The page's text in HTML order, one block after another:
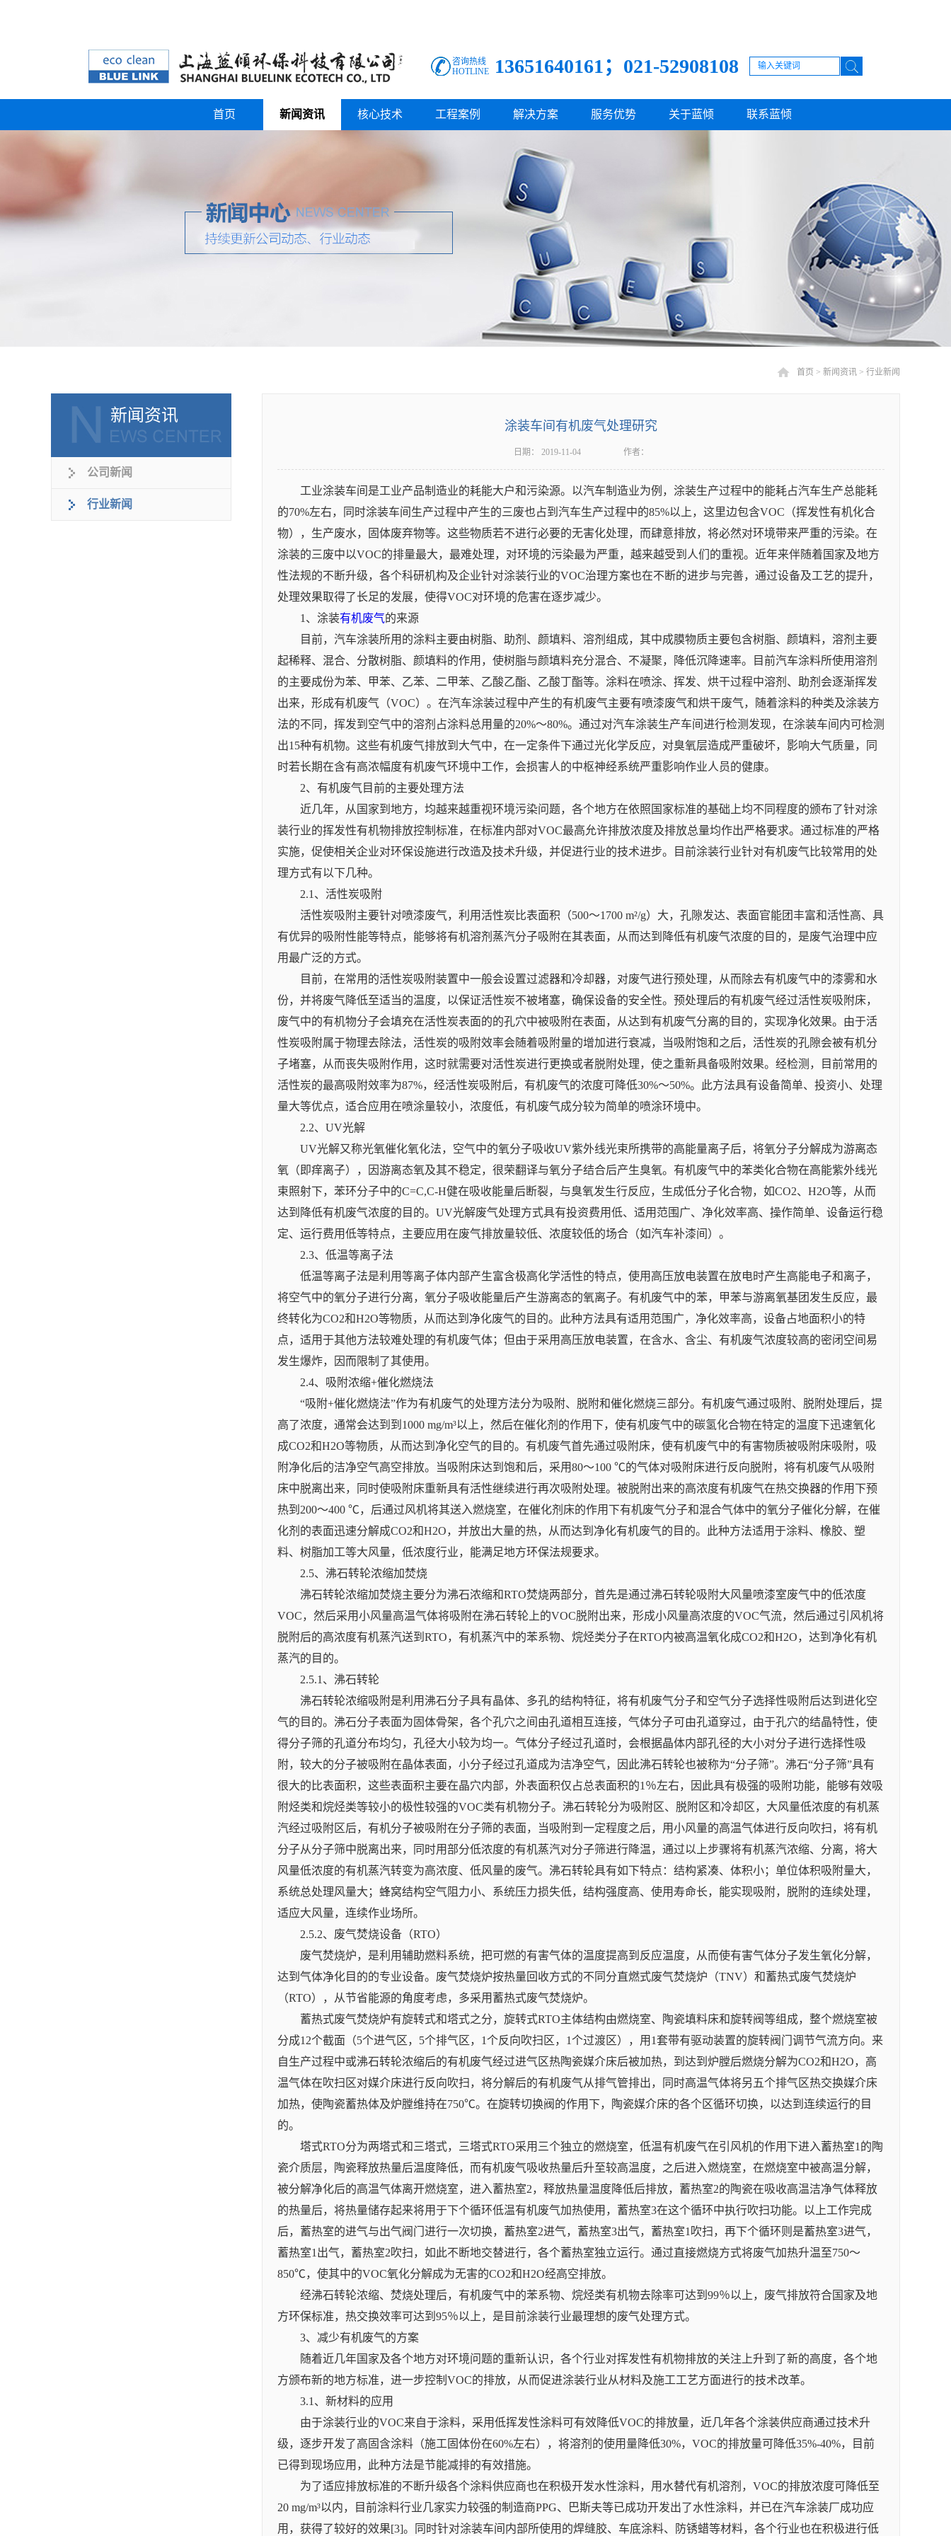
咨询热线
HOTLINE
13651640161；021-52908108
首页 新闻资讯 核心技术 工程案例 解决方案 服务优势 关于蓝倾 联系蓝倾
首页 > 新闻资讯 > 行业新闻
新闻资讯
公司新闻
行业新闻
涂装车间有机废气处理研究
日期： 2019-11-04 作者：
工业涂装车间是工业产品制造业的耗能大户和污染源。以汽车制造业为例，涂装生产过程中的能耗占汽车生产总能耗
的70%左右，同时涂装车间生产过程中产生的三废也占到汽车生产过程中的85%以上，这里边包含VOC（挥发性有机化合
物），生产废水，固体废弃物等。这些物质若不进行必要的无害化处理，而肆意排放，将必然对环境带来严重的污染。在
涂装的三废中以VOC的排量最大，最难处理，对环境的污染最为严重，越来越受到人们的重视。近年来伴随着国家及地方
性法规的不断升级，各个科研机构及企业针对涂装行业的VOC治理方案也在不断的进步与完善，通过设备及工艺的提升，
处理效果取得了长足的发展，使得VOC对环境的危害在逐步减少。
1、涂装有机废气的来源
目前，汽车涂装所用的涂料主要由树脂、助剂、颜填料、溶剂组成，其中成膜物质主要包含树脂、颜填料，溶剂主要
起稀释、混合、分散树脂、颜填料的作用，使树脂与颜填料充分混合、不凝聚，降低沉降速率。目前汽车涂料所使用溶剂
的主要成份为苯、甲苯、乙苯、二甲苯、乙酸乙酯、乙酸丁酯等。涂料在喷涂、挥发、烘干过程中溶剂、助剂会逐渐挥发
出来，形成有机废气（VOC）。在汽车涂装过程中产生的有机废气主要有喷漆废气和烘干废气，随着涂料的种类及涂装方
法的不同，挥发到空气中的溶剂占涂料总用量的20%～80%。通过对汽车涂装生产车间进行检测发现，在涂装车间内可检测
出15种有机物。这些有机废气排放到大气中，在一定条件下通过光化学反应，对臭氧层造成严重破坏，影响大气质量，同
时若长期在含有高浓幅度有机废气环境中工作，会损害人的中枢神经系统严重影响作业人员的健康。
2、有机废气目前的主要处理方法
近几年，从国家到地方，均越来越重视环境污染问题，各个地方在依照国家标准的基础上均不同程度的颁布了针对涂
装行业的挥发性有机物排放控制标准，在标准内部对VOC最高允许排放浓度及排放总量均作出严格要求。通过标准的严格
实施，促使相关企业对环保设施进行改造及技术升级，并促进行业的技术进步。目前涂装行业针对有机废气比较常用的处
理方式有以下几种。
2.1、活性炭吸附
活性炭吸附主要针对喷漆废气，利用活性炭比表面积（500～1700 m²/g）大，孔隙发达、表面官能团丰富和活性高、具
有优异的吸附性能等特点，能够将有机溶剂蒸汽分子吸附在其表面，从而达到降低有机废气浓度的目的，是废气治理中应
用最广泛的方式。
目前，在常用的活性炭吸附装置中一般会设置过滤器和冷却器，对废气进行预处理，从而除去有机废气中的漆雾和水
份，并将废气降低至适当的温度，以保证活性炭不被堵塞，确保设备的安全性。预处理后的有机废气经过活性炭吸附床，
废气中的有机物分子会填充在活性炭表面的的孔穴中被吸附在表面，从达到有机废气分离的目的，实现净化效果。由于活
性炭吸附属于物理去除法，活性炭的吸附效率会随着吸附量的增加进行衰减，当吸附饱和之后，活性炭的孔隙会被有机分
子堵塞，从而丧失吸附作用，这时就需要对活性炭进行更换或者脱附处理，使之重新具备吸附效果。经检测，目前常用的
活性炭的最高吸附效率为87%，经活性炭吸附后，有机废气的浓度可降低30%～50%。此方法具有设备简单、投资小、处理
量大等优点，适合应用在喷涂量较小，浓度低，有机废气成分较为简单的喷涂环境中。
2.2、UV光解
UV光解又称光氧催化氧化法，空气中的氧分子吸收UV紫外线光束所携带的高能量离子后，将氧分子分解成为游离态
氧（即痒离子），因游离态氧及其不稳定，很荣翻译与氧分子结合后产生臭氧。有机废气中的苯类化合物在高能紫外线光
束照射下，苯环分子中的C=C,C-H健在吸收能量后断裂，与臭氧发生行反应，生成低分子化合物，如CO2、H2O等，从而
达到降低有机废气浓度的目的。UV光解废气处理方式具有投资费用低、适用范围广、净化效率高、操作简单、设备运行稳
定、运行费用低等特点，主要应用在废气排放量较低、浓度较低的场合（如汽车补漆间）。
2.3、低温等离子法
低温等离子法是利用等离子体内部产生富含极高化学活性的特点，使用高压放电装置在放电时产生高能电子和离子，
将空气中的氧分子进行分离，氧分子吸收能量后产生游离态的氧离子。有机废气中的苯，甲苯与游离氧基团发生反应，最
终转化为CO2和H2O等物质，从而达到净化废气的目的。此种方法具有适用范围广，净化效率高，设备占地面积小的特
点，适用于其他方法较难处理的有机废气体；但由于采用高压放电装置，在含水、含尘、有机废气浓度较高的密闭空间易
发生爆炸，因而限制了其使用。
2.4、吸附浓缩+催化燃烧法
“吸附+催化燃烧法”作为有机废气的处理方法分为吸附、脱附和催化燃烧三部分。有机废气通过吸附、脱附处理后，提
高了浓度，通常会达到到1000 mg/m³以上，然后在催化剂的作用下，使有机废气中的碳氢化合物在特定的温度下迅速氧化
成CO2和H2O等物质，从而达到净化空气的目的。有机废气首先通过吸附床，使有机废气中的有害物质被吸附床吸附，吸
附净化后的洁净空气高空排放。当吸附床达到饱和后，采用80～100 ℃的气体对吸附床进行反向脱附，将有机废气从吸附
床中脱离出来，同时使吸附床重新具有活性继续进行再次吸附处理。被脱附出来的高浓度有机废气在热交换器的作用下预
热到200～400 ℃，后通过风机将其送入燃烧室，在催化剂床的作用下有机废气分子和混合气体中的氧分子催化分解，在催
化剂的表面迅速分解成CO2和H2O，并放出大量的热，从而达到净化有机废气的目的。此种方法适用于涂料、橡胶、塑
料、树脂加工等大风量，低浓度行业，能满足地方环保法规要求。
2.5、沸石转轮浓缩加焚烧
沸石转轮浓缩加焚烧主要分为沸石浓缩和RTO焚烧两部分，首先是通过沸石转轮吸附大风量喷漆室废气中的低浓度
VOC，然后采用小风量高温气体将吸附在沸石转轮上的VOC脱附出来，形成小风量高浓度的VOC气流，然后通过引风机将
脱附后的高浓度有机蒸汽送到RTO，有机蒸汽中的苯系物、烷烃类分子在RTO内被高温氧化成CO2和H2O，达到净化有机
蒸汽的目的。
2.5.1、沸石转轮
沸石转轮浓缩吸附是利用沸石分子具有晶体、多孔的结构特征，将有机废气分子和空气分子选择性吸附后达到进化空
气的目的。沸石分子表面为固体骨架，各个孔穴之间由孔道相互连接，气体分子可由孔道穿过，由于孔穴的结晶特性，使
得分子筛的孔道分布均匀，孔径大小较为均一。气体分子经过孔道时，会根据晶体内部孔径的大小对分子进行选择性吸
附，较大的分子被吸附在晶体表面，小分子经过孔道成为洁净空气，因此沸石转轮也被称为“分子筛”。沸石“分子筛”具有
很大的比表面积，这些表面积主要在晶穴内部，外表面积仅占总表面积的1％左右，因此具有极强的吸附功能，能够有效吸
附烃类和烷烃类等较小的极性较强的VOC类有机物分子。沸石转轮分为吸附区、脱附区和冷却区，大风量低浓度的有机蒸
汽经过吸附区后，有机分子被吸附在分子筛的表面，当吸附到一定程度之后，用小风量的高温气体进行反向吹扫，将有机
分子从分子筛中脱离出来，同时用部分低浓度的有机蒸汽对分子筛进行降温，通过以上步骤将有机蒸汽浓缩、分离，将大
风量低浓度的有机蒸汽转变为高浓度、低风量的废气。沸石转轮具有如下特点：结构紧凑、体积小；单位体积吸附量大，
系统总处理风量大；蜂窝结构空气阻力小、系统压力损失低，结构强度高、使用寿命长，能实现吸附，脱附的连续处理，
适应大风量，连续作业场所。
2.5.2、废气焚烧设备（RTO）
废气焚烧炉，是利用辅助燃料系统，把可燃的有害气体的温度提高到反应温度，从而使有害气体分子发生氧化分解，
达到气体净化目的的专业设备。废气焚烧炉按热量回收方式的不同分直燃式废气焚烧炉（TNV）和蓄热式废气焚烧炉
（RTO），从节省能源的角度考虑，多采用蓄热式废气焚烧炉。
蓄热式废气焚烧炉有旋转式和塔式之分，旋转式RTO主体结构由燃烧室、陶瓷填料床和旋转阀等组成，整个燃烧室被
分成12个截面（5个进气区，5个排气区，1个反向吹扫区，1个过渡区），用1套带有驱动装置的旋转阀门调节气流方向。来
自生产过程中或沸石转轮浓缩后的有机废气经过进气区热陶瓷媒介床后被加热，到达到炉膛后燃烧分解为CO2和H2O，高
温气体在吹扫区对媒介床进行反向吹扫，将分解后的有机废气从排气管排出，同时高温气体将另五个排气区热交换媒介床
加热，使陶瓷蓄热体及炉膛维持在750℃。在旋转切换阀的作用下，陶瓷媒介床的各个区循环切换，以达到连续运行的目
的。
塔式RTO分为两塔式和三塔式，三塔式RTO采用三个独立的燃烧室，低温有机废气在引风机的作用下进入蓄热室1的陶
瓷介质层，陶瓷释放热量后温度降低，而有机废气吸收热量后升至较高温度，之后进入燃烧室，在燃烧室中被高温分解，
被分解净化后的高温气体离开燃烧室，进入蓄热室2，释放热量温度降低后排放，蓄热室2的陶瓷在吸收高温洁净气体释放
的热量后，将热量储存起来将用于下个循环低温有机废气加热使用，蓄热室3在这个循环中执行吹扫功能。以上工作完成
后，蓄热室的进气与出气阀门进行一次切换，蓄热室2进气，蓄热室3出气，蓄热室1吹扫，再下个循环则是蓄热室3进气，
蓄热室1出气，蓄热室2吹扫，如此不断地交替进行，各个蓄热室独立运行。通过直接燃烧方式将废气加热升温至750～
850℃，使其中的VOC氧化分解成为无害的CO2和H2O经高空排放。
经沸石转轮浓缩、焚烧处理后，有机废气中的苯系物、烷烃类有机物去除率可达到99％以上，废气排放符合国家及地
方环保标准，热交换效率可达到95％以上，是目前涂装行业最理想的废气处理方式。
3、减少有机废气的方案
随着近几年国家及各个地方对环境问题的重新认识，各个行业对挥发性有机物排放的关注上升到了新的高度，各个地
方颁布新的地方标准，进一步控制VOC的排放，从而促进涂装行业从材料及施工工艺方面进行的技术改革。
3.1、新材料的应用
由于涂装行业的VOC来自于涂料，采用低挥发性涂料可有效降低VOC的排放量，近几年各个涂装供应商通过技术升
级，逐步开发了高固含涂料（施工固体份在60%左右），将溶剂的使用量降低30%，VOC的排放量可降低35%-40%，目前
已得到现场应用，此种方法是节能减排的有效措施。
为了适应排放标准的不断升级各个涂料供应商也在积极开发水性涂料，用水替代有机溶剂，VOC的排放浓度可降低至
20 mg/m³以内，目前涂料行业几家实力较强的制造商PPG、巴斯夫等已成功开发出了水性涂料，并已在汽车涂装厂成功应
用，获得了较好的效果[3]。同时针对涂装车间内部所使用的焊缝胶、车底涂料、防锈蜡等材料，各个行业也在积极进行低